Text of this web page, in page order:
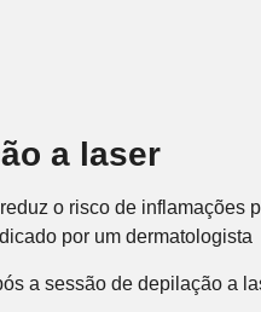
a laser
o risco de inflamações
por um dermatologista
a sessão de depilação a